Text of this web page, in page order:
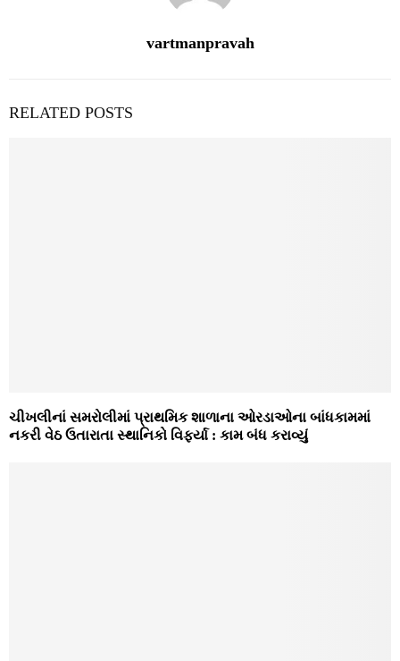
vartmanpravah
RELATED POSTS
ચીખલીનાં સમરોલીમાં પ્રાથમિક શાળાના ઓરડાઓના બાંધકામમાં
નકરી વેઠ ઉતારાતા સ્‍થાનિકો વિફર્યા : કામ બંધ કરાવ્‍યું